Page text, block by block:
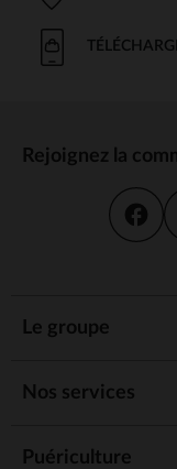
Rejoignez la
Le groupe
Nos services
Puériculture